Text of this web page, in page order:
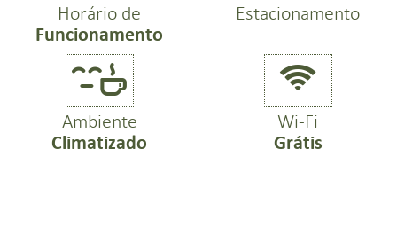
Horário de
Funcionamento
Estacionamento

Ambiente
Climatizado

Wi-Fi
Grátis